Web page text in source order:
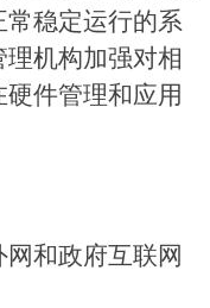
稳定运行的系
机构加强对相
件管理和应用
和政府互联网